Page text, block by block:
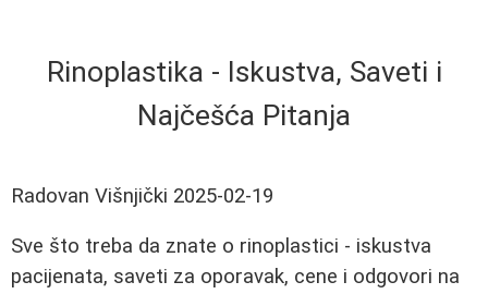
Rinoplastika - Iskustva, Saveti i
Najčešća Pitanja
Radovan Višnjički 2025-02-19
Sve što treba da znate o rinoplastici - iskustva
pacijenata, saveti za oporavak, cene i odgovori na